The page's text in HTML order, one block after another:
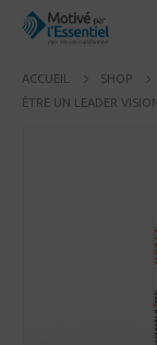
ACCUEIL SHOP
ÊTRE UN LEADER